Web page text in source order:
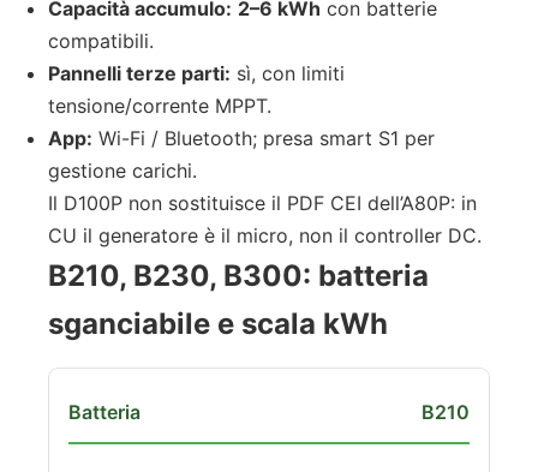
Capacità accumulo: 2–6 kWh con batterie
compatibili.
Pannelli terze parti: sì, con limiti
tensione/corrente MPPT.
App: Wi-Fi / Bluetooth; presa smart S1 per
gestione carichi.
Il D100P non sostituisce il PDF CEI dell’A80P: in
CU il generatore è il micro, non il controller DC.
B210, B230, B300: batteria
sganciabile e scala kWh
B210